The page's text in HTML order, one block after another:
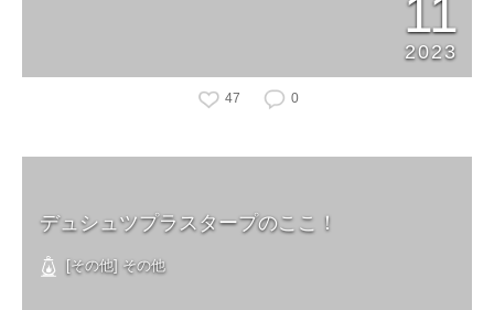
11
2023
47 0
デュシュツプラスタープのここ！
[その他] その他